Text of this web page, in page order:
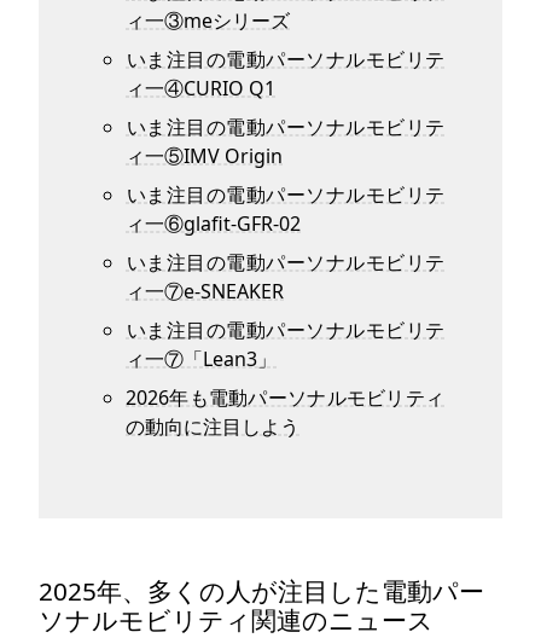
ィ一③meシリーズ
いま注目の電動パーソナルモビリテ
ィ一④CURIO Q1
いま注目の電動パーソナルモビリテ
ィ一⑤IMV Origin
いま注目の電動パーソナルモビリテ
ィ一⑥glafit-GFR-02
いま注目の電動パーソナルモビリテ
ィ一⑦e-SNEAKER
いま注目の電動パーソナルモビリテ
ィ一⑦「Lean3」
2026年も電動パーソナルモビリティ
の動向に注目しよう
2025年、多くの人が注目した電動パー
ソナルモビリティ関連のニュース